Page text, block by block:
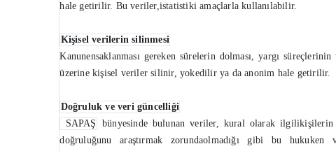
hale getirilir. Bu veriler,istatistiki amaçlarla kullanılabilir.
Kişisel verilerin silinmesi
Kanunensaklanması gereken sürelerin dolması, yargı
üzerine kişisel veriler silinir, yokedilir ya da anonim hale getirilir.
Doğruluk ve veri güncelliği
SAPAŞ
bünyesinde bulunan veriler, kural olarak
doğruluğunu araştırmak zorundaolmadığı gibi bu